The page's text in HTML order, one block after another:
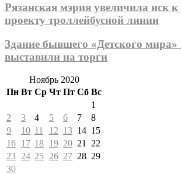
Рязанская мэрия увеличила иск
проекту троллейбусной линии
Здание бывшего «Детского мира»
выставили на торги
Ноябрь 2020
Пн Вт Ср Чт Пт Сб Вс
1
2
3 4 5 6 7
8
9
10 11 12 13 14 15
16 17 18 19 20 21
22
23 24 25 26 27 28 29
30